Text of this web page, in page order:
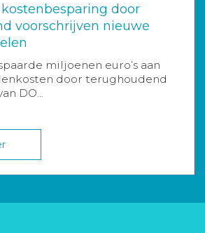
door
voorschrijven nieuwe
miljoenen euro’s aan
door terughoudend
DO...